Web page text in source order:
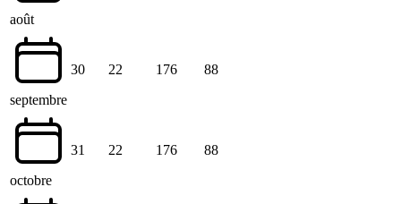
août
septembre
30 22 176 88
octobre
31 22 176 88